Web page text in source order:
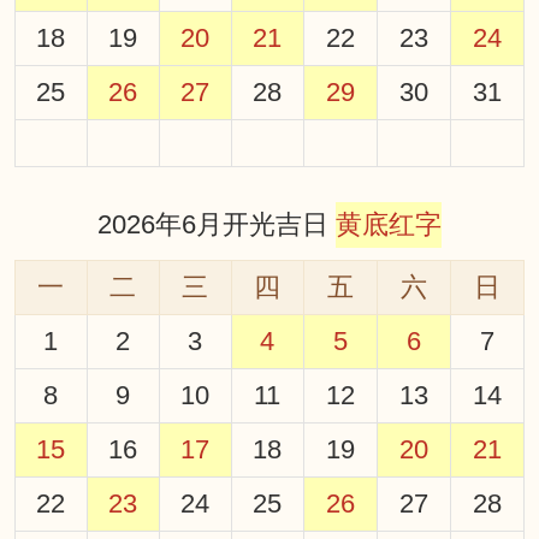
18
19 20 21 22 23
24
25
26 27 28 29 30 31
2026年6月开光吉日 黄底红字
一 二 三 四 五 六
日
1
2 3 4 5 6
7
8
9 10 11 12 13
14
15
16 17 18 19 20
21
22
23 24 25 26 27 28